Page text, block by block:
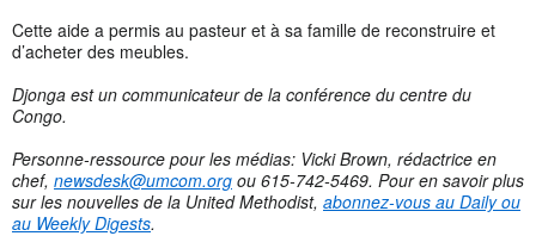
Cette aide a permis au pasteur et à sa famille de reconstruire et
d’acheter des meubles.
Djonga est un communicateur de la conférence du centre du
Congo.
Personne-ressource pour les médias: Vicki Brown, rédactrice en
chef, newsdesk@umcom.org ou 615-742-5469. Pour en savoir plus
sur les nouvelles de la United Methodist, abonnez-vous au Daily ou
au Weekly Digests.